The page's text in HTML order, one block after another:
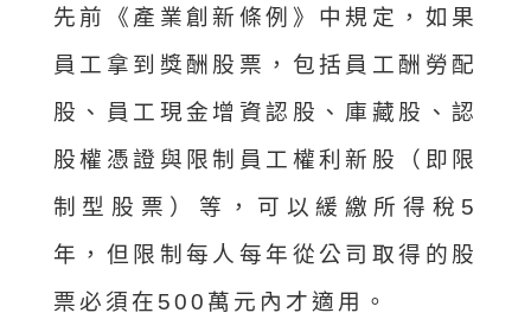
先前《產業創新條例》中規定，如果
員工拿到獎酬股票，包括員工酬勞配
股、員工現金增資認股、庫藏股、認
股權憑證與限制員工權利新股（即限
制型股票）等，可以緩繳所得稅5
年，但限制每人每年從公司取得的股
票必須在500萬元內才適用。